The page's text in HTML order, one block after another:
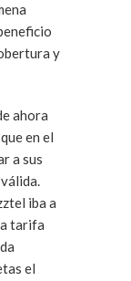
y
ahora
en el
a sus
iba a
tarifa
el